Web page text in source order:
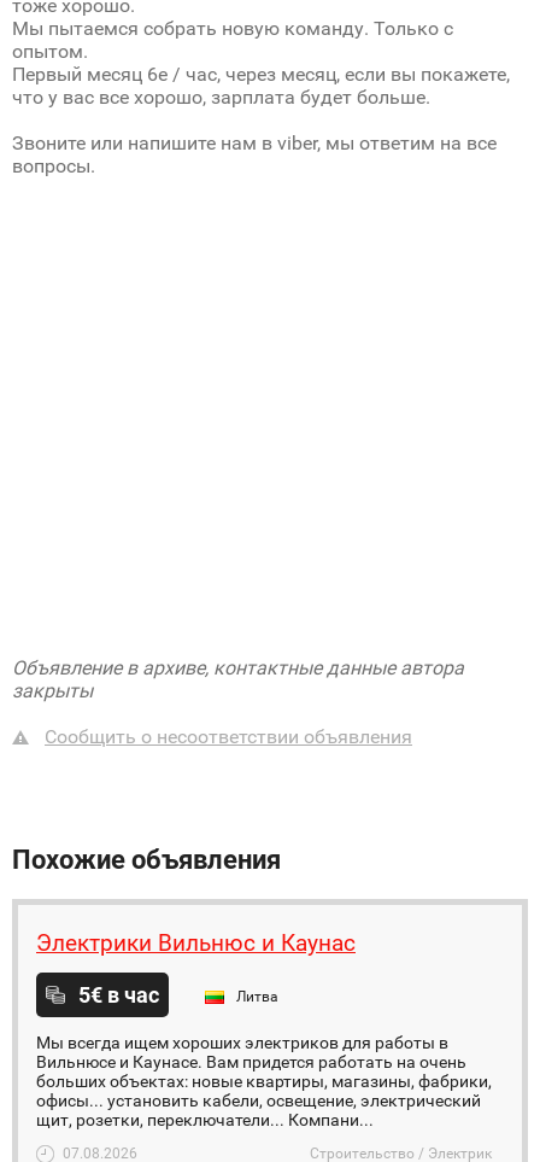
тоже хорошо.
Мы пытаемся собрать новую команду. Только с
опытом.
Первый месяц 6е / час, через месяц, если вы покажете,
что у вас все хорошо, зарплата будет больше.
Звоните или напишите нам в viber, мы ответим на все
вопросы.
Объявление в архиве, контактные данные автора
закрыты
Сообщить о несоответствии объявления
Похожие объявления
Электрики Вильнюс и Каунас
5€ в час Литва
Мы всегда ищем хороших электриков для работы в
Вильнюсе и Каунасе. Вам придется работать на очень
больших объектах: новые квартиры, магазины, фабрики,
офисы... установить кабели, освещение, электрический
щит, pозетки, переключатели... Компани...
07.08.2026 Строительство / Электрик